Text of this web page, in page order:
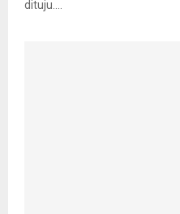
dituju....